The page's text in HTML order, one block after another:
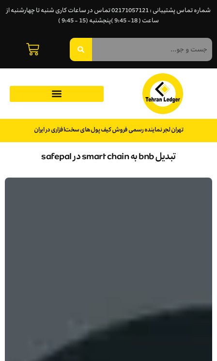
شماره تماس پشتیبانی : 02171057121 تماس در ساعات کاری شنبه تا چهارشنبه از
ساعت ( 18- 9:45 )پنجشنبه (15 - 9:45 )
تهران لجر نماینده رسمی فروش کیف پول‌های سخت‌افزاری در ایران
تبدیل bnb به smart chain در safepal